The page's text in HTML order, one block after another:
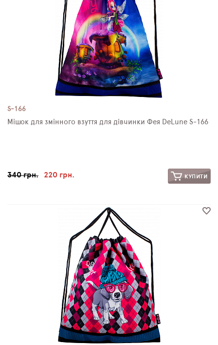
S-166
Мішок для змінного взуття для дівчинки Фея DeLune S-166
340 грн. 220 грн. КУПИТИ